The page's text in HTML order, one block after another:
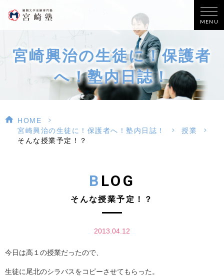
MENU
宮崎興治の生徒に！保護者
へ！塾内日誌！
HOME
>
宮崎興治の生徒に！保護者へ！塾内日誌！
> 授業
>
そんな授業予定！？
BLOG
そんな授業予定！？
2013.04.12
今日は高１の授業だったので、
生徒に尾北のシラバスをコピーさせてもらった。